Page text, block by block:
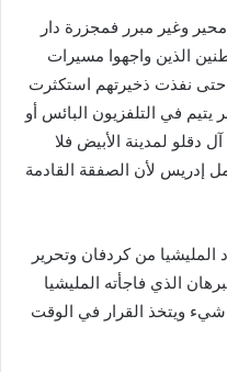
محير وغير مبرر فمجزرة دار
الذين واجهوا مسيرات
نفذت ذخيرتهم استكثرت
يتيم في التلفزيون البائس أو
دقلو لمدينة الأبيض فلا
إدريس لأن الصفقة القادمة
من كردفان وتحرير
الذي فاجأته المليشيا
ويتخذ القرار في الوقت